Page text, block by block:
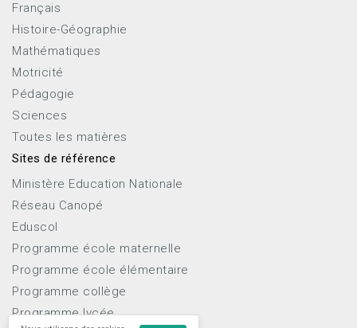
Français
Histoire-Géographie
Mathématiques
Motricité
Pédagogie
Sciences
Toutes les matières
Sites de référence
Ministère Education Nationale
Réseau Canopé
Eduscol
Programme école maternelle
Programme école élémentaire
Programme collège
Programme lycée